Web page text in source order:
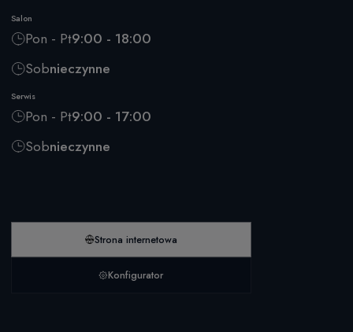
Salon
Pon - Pt9:00 - 18:00
Sobnieczynne
Serwis
Pon - Pt9:00 - 17:00
Sobnieczynne
Strona internetowa
Konfigurator